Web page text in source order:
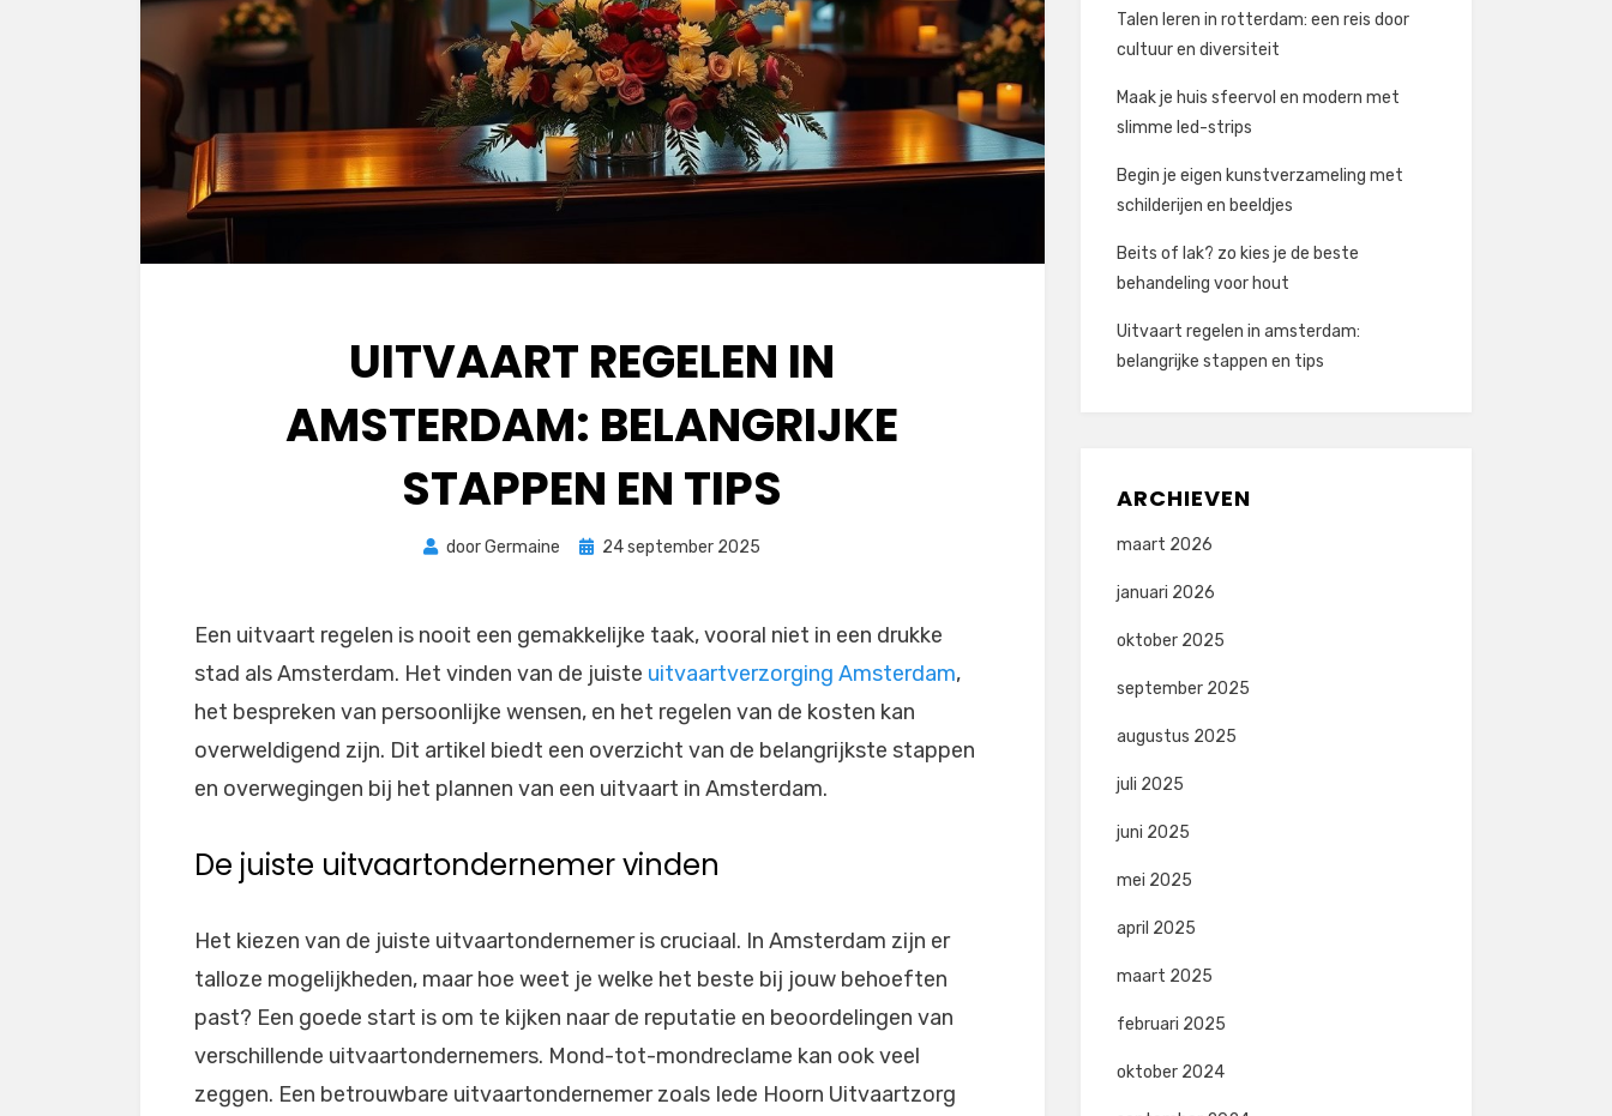
UITVAART REGELEN IN
AMSTERDAM: BELANGRIJKE
STAPPEN EN TIPS
doorGermaine
Geplaatst
24 september 2025
Een uitvaart regelen is nooit een gemakkelijke taak, vooral niet in een drukke
stad als Amsterdam. Het vinden van de juiste uitvaartverzorging Amsterdam,
het bespreken van persoonlijke wensen, en het regelen van de kosten kan
overweldigend zijn. Dit artikel biedt een overzicht van de belangrijkste stappen
en overwegingen bij het plannen van een uitvaart in Amsterdam.
De juiste uitvaartondernemer vinden
Het kiezen van de juiste uitvaartondernemer is cruciaal. In Amsterdam zijn er
talloze mogelijkheden, maar hoe weet je welke het beste bij jouw behoeften
past? Een goede start is om te kijken naar de reputatie en beoordelingen van
verschillende uitvaartondernemers. Mond-tot-mondreclame kan ook veel
zeggen. Een betrouwbare uitvaartondernemer zoals Iede Hoorn Uitvaartzorg
Talen leren in rotterdam: een reis door
cultuur en diversiteit
Maak je huis sfeervol en modern met
slimme led-strips
Begin je eigen kunstverzameling met
schilderijen en beeldjes
Beits of lak? zo kies je de beste
behandeling voor hout
Uitvaart regelen in amsterdam:
belangrijke stappen en tips
ARCHIEVEN
maart 2026
januari 2026
oktober 2025
september 2025
augustus 2025
juli 2025
juni 2025
mei 2025
april 2025
maart 2025
februari 2025
oktober 2024